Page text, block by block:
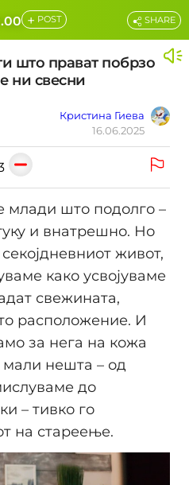
+ POST
што прават побрзо
ни свесни
Кристина Гиева
16.06.2025
SHARE
млади што подолго –
и внатрешно. Но
живот,
како усвојуваме
свежината,
расположение. И
за нега на кожа
нешта – од
до
– тивко го
на стареење.